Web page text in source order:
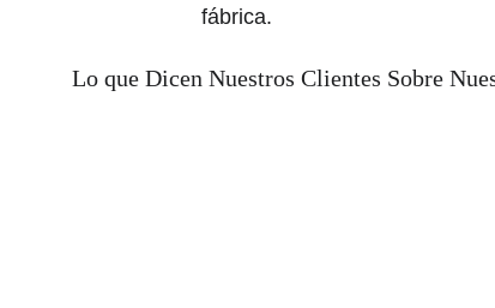
fábrica.
Lo que Dicen Nuestros Clientes Sobre